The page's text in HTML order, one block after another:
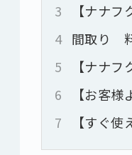
3
【ナナ
4 間取り
5
【ナナ
6
【お客
7
【すぐ使